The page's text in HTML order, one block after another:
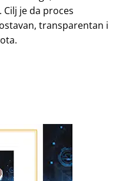
je da proces
transparentan i